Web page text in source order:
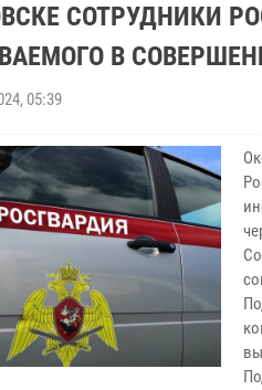
СОТРУДНИКИ
В
05:39